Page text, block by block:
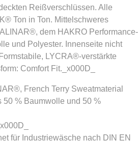
Reißverschlüssen. Alle
Ton in Ton. Mittelschweres
dem HAKRO Performance-
und Polyester. Innenseite nicht
LYCRA®-verstärkte
Comfort Fit._x000D_
French Terry Sweatmaterial
50 % Baumwolle und 50 %
für Industriewäsche nach DIN EN